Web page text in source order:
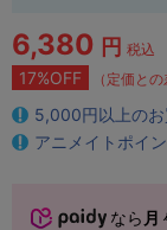
6,380 円 税込
17%OFF （定価と
5,000円以上のお
アニメイトポイ
なら 月